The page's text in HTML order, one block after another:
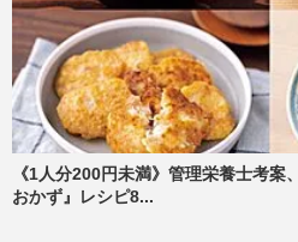
《1人分200円未満》管理栄養士考
おかず』レシピ8...